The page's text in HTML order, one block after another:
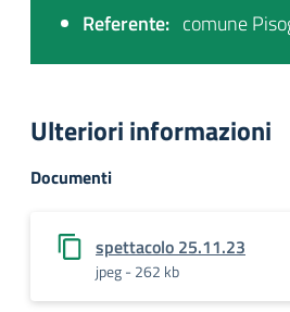
Referente: comune
Ulteriori informazioni
Documenti
spettacolo 25.11.23
jpeg - 262 kb